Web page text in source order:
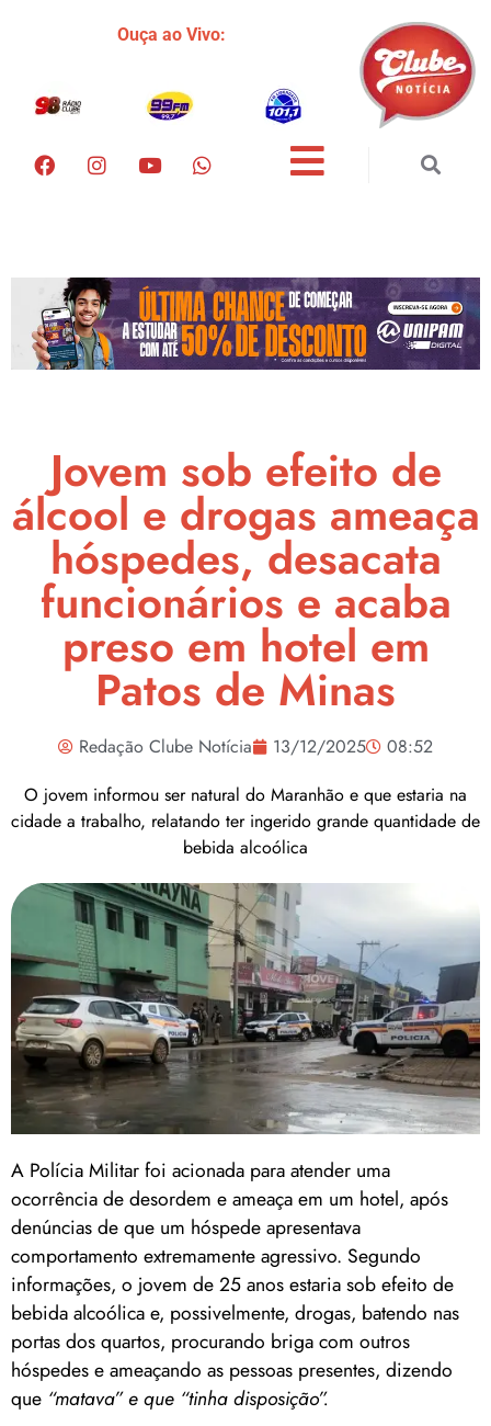
Ouça ao Vivo:
Jovem sob efeito de
álcool e drogas ameaça
hóspedes, desacata
funcionários e acaba
preso em hotel em
Patos de Minas
Redação Clube Notícia 13/12/2025
08:52
O jovem informou ser natural do Maranhão e que estaria na
cidade a trabalho, relatando ter ingerido grande quantidade de
bebida alcoólica
A Polícia Militar foi acionada para atender uma
ocorrência de desordem e ameaça em um hotel, após
denúncias de que um hóspede apresentava
comportamento extremamente agressivo. Segundo
informações, o jovem de 25 anos estaria sob efeito de
bebida alcoólica e, possivelmente, drogas, batendo nas
portas dos quartos, procurando briga com outros
hóspedes e ameaçando as pessoas presentes, dizendo
que “matava” e que “tinha disposição”.